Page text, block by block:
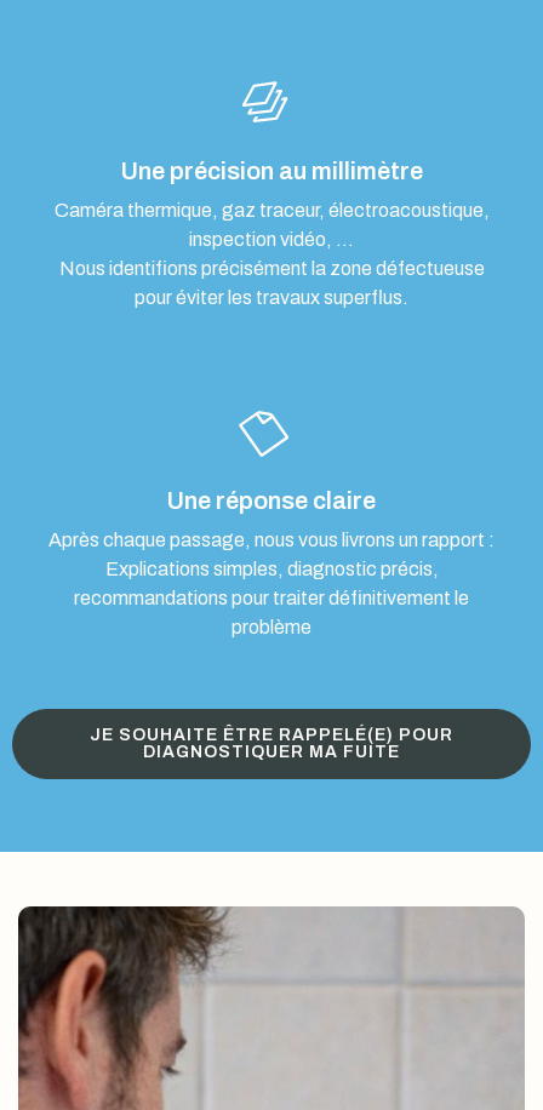
Une précision au millimètre
Caméra thermique, gaz traceur, électroacoustique,
inspection vidéo, …
Nous identifions précisément la zone défectueuse
pour éviter les travaux superflus.
Une réponse claire
Après chaque passage, nous vous livrons un rapport :
Explications simples, diagnostic précis,
recommandations pour traiter définitivement le
problème
JE SOUHAITE ÊTRE RAPPELÉ(E) POUR
DIAGNOSTIQUER MA FUITE